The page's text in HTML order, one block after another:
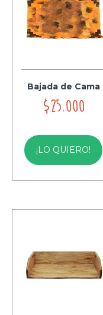
Bajada de Cama
$25.000
¡LO QUIERO!